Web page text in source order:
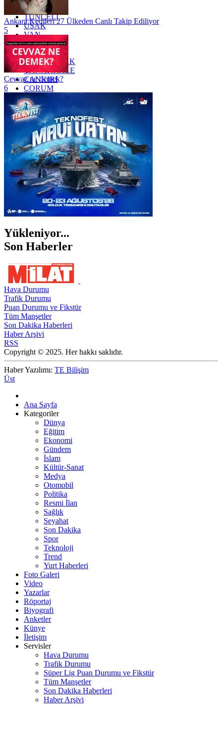
TRABZON
TUNCELİ
UŞAK
VAN
YALOVA
YOZGAT
ZONGULDAK
ÇANAKKALE
ÇANKIRI
ÇORUM
İSTANBUL
İZMİR
ŞANLIURFA
ŞIRNAK
Ankara Kedileri 27 Ülkeden Canlı Takip Ediliyor
5
Cevvaz ne demek?
6
Yükleniyor...
Son Haberler
Hava Durumu
Trafik Durumu
Puan Durumu ve Fikstür
Tüm Manşetler
Son Dakika Haberleri
Haber Arşivi
RSS
Copyright © 2025. Her hakkı saklıdır.
Haber Yazılımı: TE Bilişim
Üst
Ana Sayfa
Kategoriler
Dünya
Eğitim
Ekonomi
Gündem
İslam
Kültür-Sanat
Medya
Otomobil
Politika
Resmi İlan
Sağlık
Seyahat
Son Dakika
Spor
Teknoloji
Trend
Yurt Haberleri
Foto Galeri
Video
Yazarlar
Röportaj
Biyografi
Anketler
Künye
İletişim
Servisler
Hava Durumu
Trafik Durumu
Süper Lig Puan Durumu ve Fikstür
Tüm Manşetler
Son Dakika Haberleri
Haber Arşivi